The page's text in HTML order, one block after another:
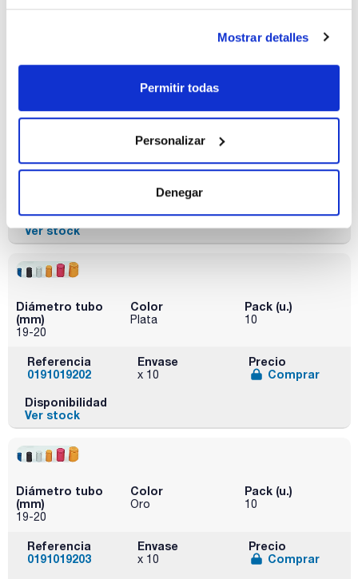
Mostrar detalles
Permitir todas
Personalizar
Denegar
Diámetro tubo
Color
Azul
Pack (u.)
x 10u
Disponibilidad
Ver stock
Diámetro tubo
(mm)
19-20
Color
Plata
Pack (u.)
10
Referencia
0191019202
Envase
x 10
Precio
Comprar
Disponibilidad
Ver stock
Diámetro tubo
(mm)
19-20
Color
Oro
Pack (u.)
10
Referencia
0191019203
Envase
x 10
Precio
Comprar